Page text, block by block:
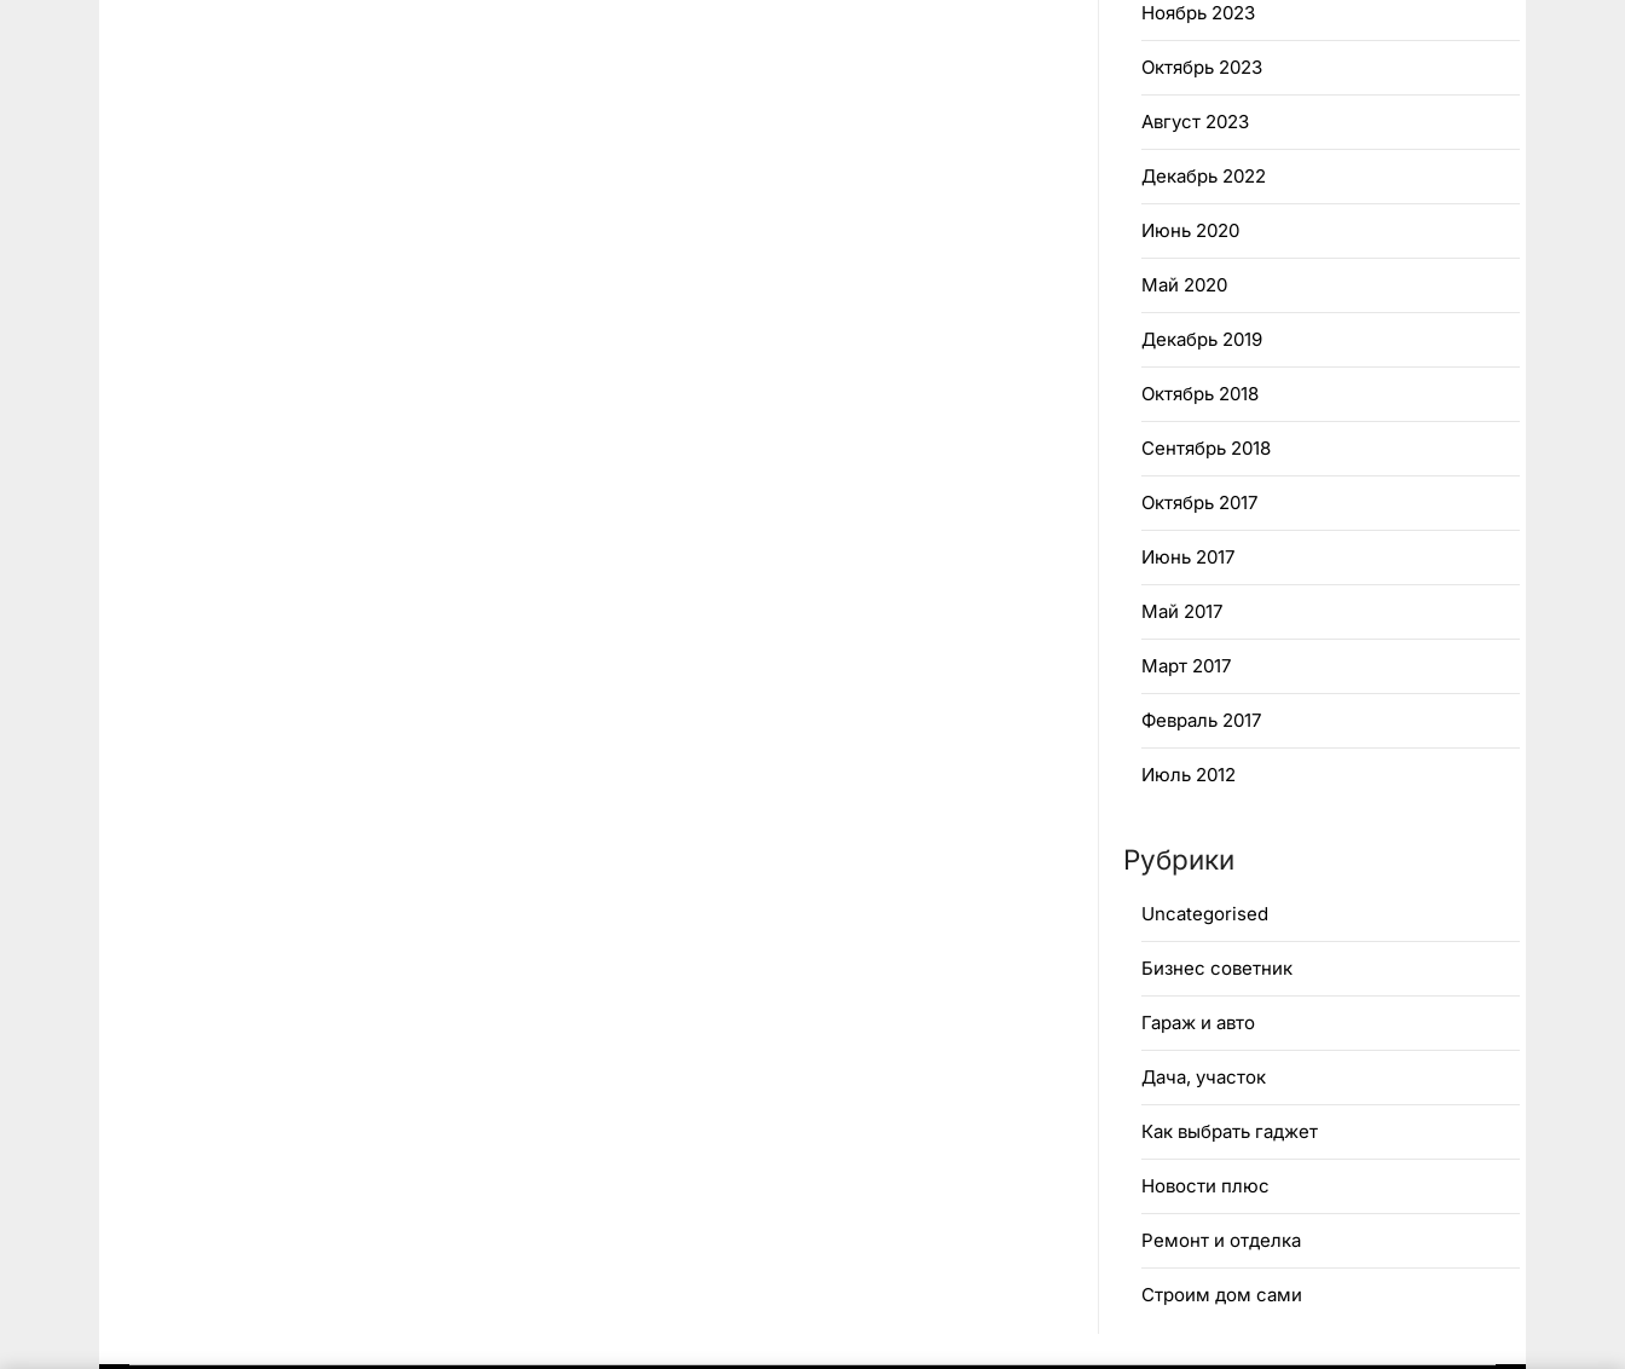
Ноябрь 2023
Октябрь 2023
Август 2023
Декабрь 2022
Июнь 2020
Май 2020
Декабрь 2019
Октябрь 2018
Сентябрь 2018
Октябрь 2017
Июнь 2017
Май 2017
Март 2017
Февраль 2017
Июль 2012
Рубрики
Uncategorised
Бизнес советник
Гараж и авто
Дача, участок
Как выбрать гаджет
Новости плюс
Ремонт и отделка
Строим дом сами